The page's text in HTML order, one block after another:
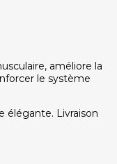
améliore la
le système
élégante. Livraison